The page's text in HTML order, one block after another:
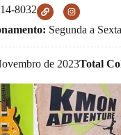
8032
Segunda a
de 2023Total